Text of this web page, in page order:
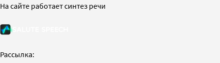
На сайте работает синтез речи
Рассылка: